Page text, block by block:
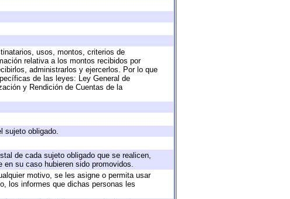
usos, montos, criterios de
relativa a los montos recibidos por
administrarlos y ejercerlos. Por lo que
de las leyes: Ley General de
y Rendición de Cuentas de la
sujeto obligado.
de cada sujeto obligado que se realicen,
su caso hubieren sido promovidos.
motivo, se les asigne o permita usar
los informes que dichas personas les